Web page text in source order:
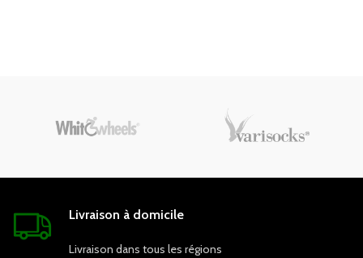
Livraison à domicile
Livraison dans tous les régions